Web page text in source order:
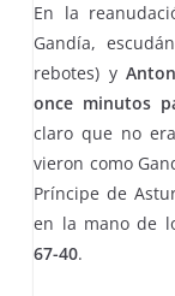
En la
Gandía,
rebotes) y
once minutos
claro que no
vieron como
Príncipe de
en la mano de
67-40.